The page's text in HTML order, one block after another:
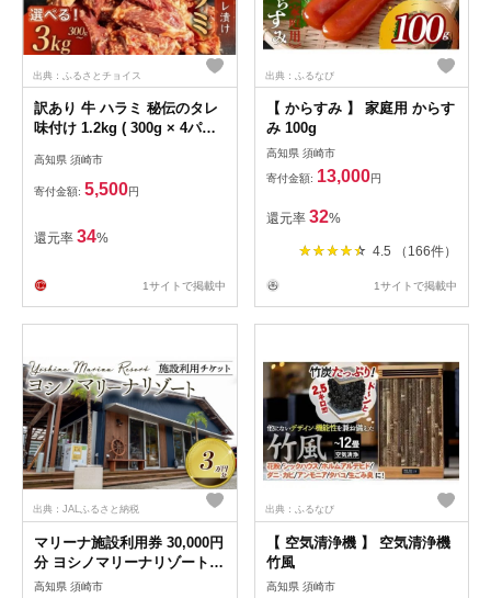
出典：ふるさとチョイス
訳あり 牛 ハラミ 秘伝のタレ
味付け 1.2kg ( 300g × 4パッ
肉 焼き 肉 ワケアリ やわらか
臭みなし バーベキュー BBQ
高知県 須崎市
寄付金額: 5,500円
還元率 34%
1サイトで掲載中
出典：ふるなび
【 からすみ 】 家庭用 からす
み 100g
高知県 須崎市
寄付金額: 13,000円
還元率 32%
4.5 （166件）
1サイトで掲載中
出典：JALふるさと納税
マリーナ施設利用券 30,000円
分 ヨシノマリーナリゾート
海の駅 高知県 須崎市 船 メン
高知県 須崎市
出典：ふるなび
【 空気清浄機 】 空気清浄機
竹風
高知県 須崎市